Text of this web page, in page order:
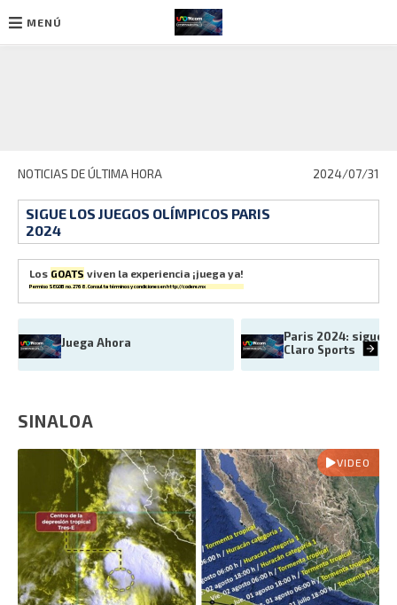
MENÚ
NOTICIAS DE ÚLTIMA HORA 2024/07/31
SIGUE LOS JUEGOS OLÍMPICOS PARIS
2024
Los GOATS viven la experiencia ¡juega ya!
Permiso SEGOB no. 2768. Consulta términos y condiciones enhttp://codere.mx
Juega Ahora
Paris 2024: sigue
Claro Sports
SINALOA
VIDEO